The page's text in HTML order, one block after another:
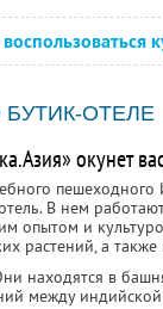
ОТЕЛЕ
окунет
пешеходного
В нем
опытом и
растений, а
находятся в
между